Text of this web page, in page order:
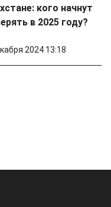
кого начнут
в 2025 году?
2024 13:18